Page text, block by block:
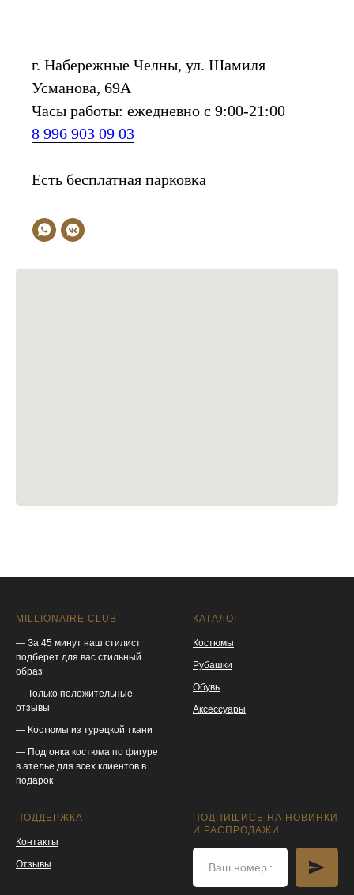
г. Набережные Челны, ул. Шамиля
Усманова, 69А
Часы работы: ежедневно с 9:00-21:00
8 996 903 09 03
Есть бесплатная парковка
MILLIONAIRE CLUB
— За 45 минут наш стилист
подберет для вас стильный
образ
— Только положительные
отзывы
— Костюмы из турецкой ткани
— Подгонка костюма по фигуре
в ателье для всех клиентов в
подарок
КАТАЛОГ
Костюмы
Рубашки
Обувь
Аксессуары
ПОДДЕРЖКА
Контакты
Отзывы
ПОДПИШИСЬ НА НОВИНКИ
И РАСПРОДАЖИ